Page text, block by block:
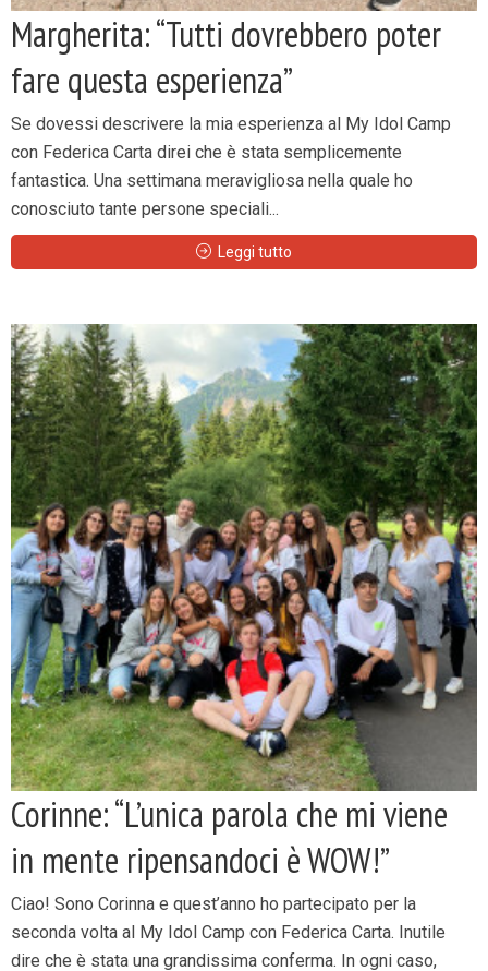
Margherita: “Tutti dovrebbero poter
fare questa esperienza”
Se dovessi descrivere la mia esperienza al My Idol Camp
con Federica Carta direi che è stata semplicemente
fantastica. Una settimana meravigliosa nella quale ho
conosciuto tante persone speciali...
Leggi tutto
Corinne: “L’unica parola che mi viene
in mente ripensandoci è WOW!”
Ciao! Sono Corinna e quest’anno ho partecipato per la
seconda volta al My Idol Camp con Federica Carta. Inutile
dire che è stata una grandissima conferma. In ogni caso,